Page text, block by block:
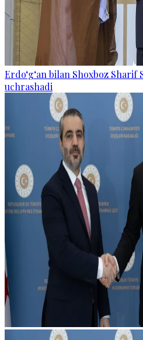
Erdo‘g‘an bilan Shoxboz Sharif
uchrashadi